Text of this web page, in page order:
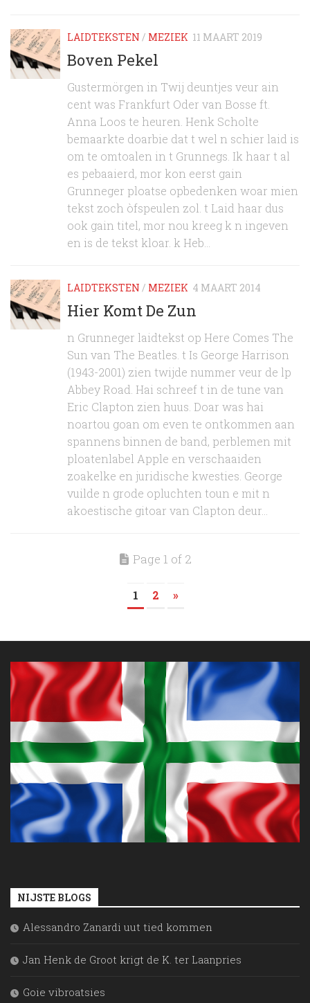
LAIDTEKSTEN / MEZIEK 11 MAART 2019
Boven Pekel
Gustermörgen in Twij deuntjes veur ain
cent was Frankfurt Oder van Bosse ft.
Anna Loos te heuren. Henk Scholte
bemaarkte doarbie dat t wel n schier laid is
om te omtoalen in t Grunnegs. Ik haar t al
es pebaaierd, mor kon eerst gain
Grunneger ploatse opbedenken woar mien
tekst zoch òfspeulen zol. t Laid haar dus
ook gain titel, mor nou kreeg k n ingeven
en is de tekst kloar. k Heb...
LAIDTEKSTEN / MEZIEK 4 MAART 2014
Hier Komt De Zun
n Grunneger laidtekst op Here Comes The
Sun van The Beatles. t Is George Harrison
(1943-2001) zien twijde nummer veur de lp
Abbey Road. Hai schreef t in de tune van
Eric Clapton zien huus. Doar was hai
noartou goan om even te ontkommen aan
spannens binnen de band, perblemen mit
ploatenlabel Apple en verschaaiden
zoakelke en juridische kwesties. George
vuilde n grode opluchten toun e mit n
akoestische gitoar van Clapton deur...
Page 1 of 2
1 2 »
NIJSTE BLOGS
Alessandro Zanardi uut tied kommen
Jan Henk de Groot krigt de K. ter Laanpries
Goie vibroatsies